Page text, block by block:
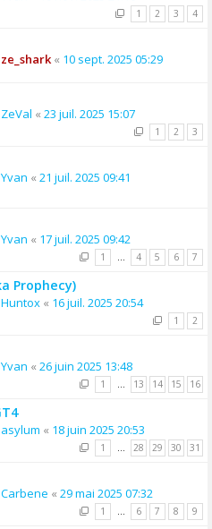
1 2 3 4
ze_shark« 10 sept. 2025 05:29
ZeVal « 23 juil. 2025 15:07
1 2 3
Yvan « 21 juil. 2025 09:41
Yvan « 17 juil. 2025 09:42
1 … 4 5 6 7
Prophecy)
Huntox « 16 juil. 2025 20:54
1 2
Yvan « 26 juin 2025 13:48
1 … 13 14 15 16
asylum « 18 juin 2025 20:53
1 … 28 29 30 31
Carbene « 29 mai 2025 07:32
1 … 6 7 8 9